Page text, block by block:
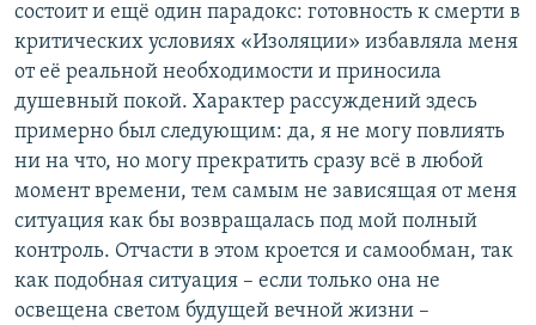
состоит и ещё один парадокс: готовность к смерти в
критических условиях «Изоляции» избавляла меня
от её реальной необходимости и приносила
душевный покой. Характер рассуждений здесь
примерно был следующим: да, я не могу повлиять
ни на что, но могу прекратить сразу всё в любой
момент времени, тем самым не зависящая от меня
ситуация как бы возвращалась под мой полный
контроль. Отчасти в этом кроется и самообман, так
как подобная ситуация – если только она не
освещена светом будущей вечной жизни –